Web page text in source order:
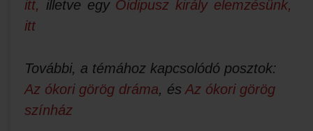
itt, illetve egy Oidipusz király elemzésünk,
itt
További, a témához kapcsolódó posztok:
Az ókori görög dráma, és Az ókori görög
színház